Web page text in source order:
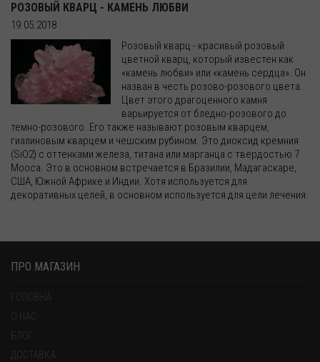
РОЗОВЫЙ КВАРЦ - КАМЕНЬ ЛЮБВИ
19.05.2018
Розовый кварц - красивый розовый
цветной кварц, который известен как
«камень любви» или «камень сердца». Он
назван в честь розово-розового цвета.
Цвет этого драгоценного камня
варьируется от бледно-розового до
темно-розового. Его также называют розовым кварцем,
гиалиновым кварцем и чешским рубином. Это диоксид кремния
(SiO2) с оттенками железа, титана или марганца с твердостью 7
Мооса. Это в основном встречается в Бразилии, Мадагаскаре,
США, Южной Африке и Индии. Хотя используется для
декоративных целей, в основном используется для цели лечения.
ПРО МАГАЗИН
ГОЛОВНА
О НАС
ДОСТАВКА